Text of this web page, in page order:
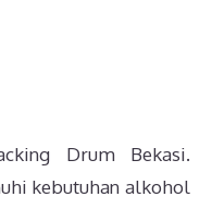
Drum Bekasi.
kebutuhan alkohol